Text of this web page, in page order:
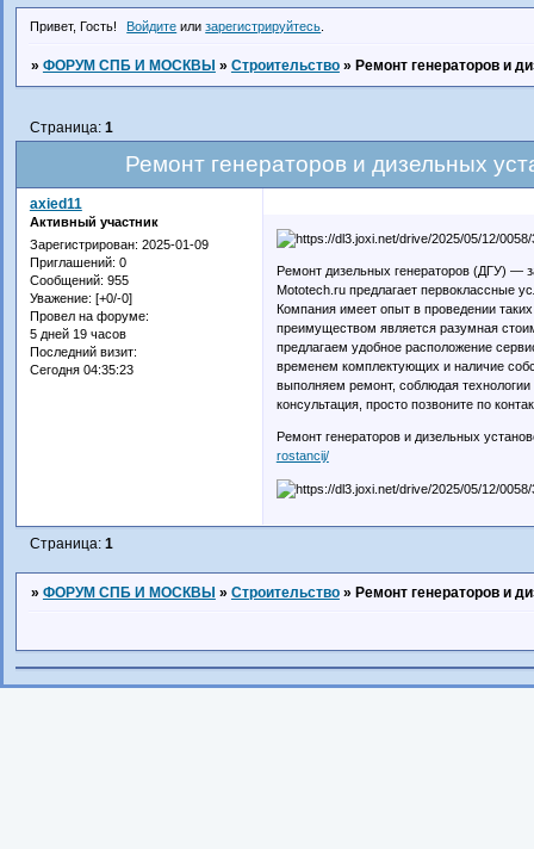
Привет, Гость! Войдите илизарегистрируйтесь
» ФОРУМ СПБ И МОСКВЫ » Строительство » Ремонт генераторов и
Ремонт генераторов и дизельных
Страница: 1
axied11
Активный участник
Зарегистрирован: 2025-01-09
Приглашений: 0
Сообщений: 955
Уважение: [+0/-0]
Провел на форуме:
5 дней 19 часов
Последний визит:
Сегодня 04:35:23
Ремонт дизельных генераторов (ДГУ) —
Mototech.ru предлагает первоклассные
Компания имеет опыт в проведении
преимуществом является разумная
предлагаем удобное расположение
временем комплектующих и наличие
выполняем ремонт, соблюдая
консультация, просто позвоните по
Ремонт генераторов и дизельных
rostancij/
Страница: 1
» ФОРУМ СПБ И МОСКВЫ » Строительство » Ремонт генераторов и